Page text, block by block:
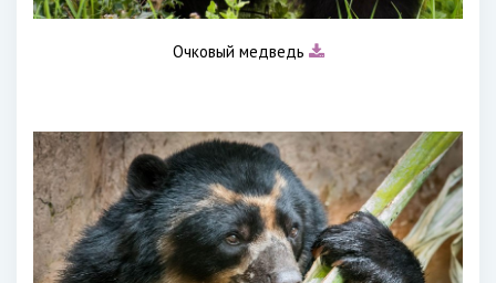
Очковый медведь